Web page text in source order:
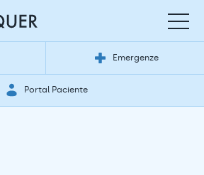
Emergenze
Portal Paciente